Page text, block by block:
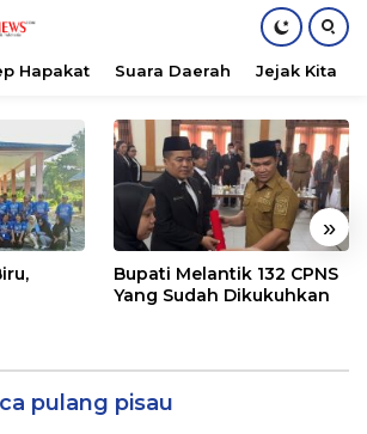
Hapakat Suara Daerah Jejak Kita
»
Bupati Melantik 132 CPNS
Yang Sudah Dikukuhkan
pulang pisau